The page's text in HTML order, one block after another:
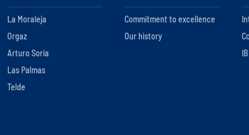
La Moraleja
Orgaz
Arturo Soria
Las Palmas
Telde
Commitment to excellence
Our history